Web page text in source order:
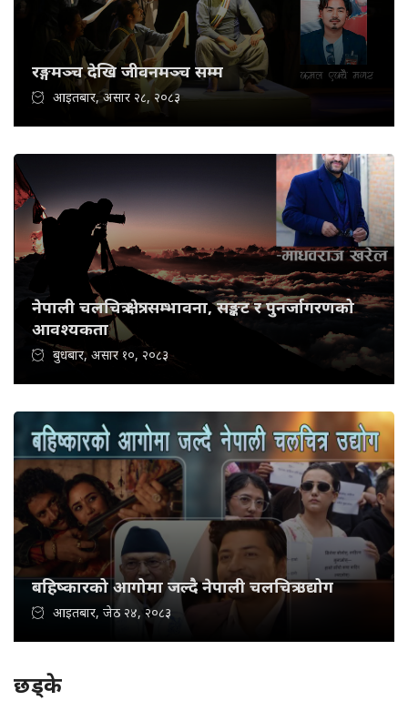
रङ्गमञ्च देखि जीवनमञ्च सम्म
आइतबार, असार २८, २०८३
नेपाली चलचित्र क्षेत्र: सम्भावना, सङ्कट र पुनर्जागरणको
आवश्यकता
बुधबार, असार १०, २०८३
बहिष्कारको आगोमा जल्दै नेपाली चलचित्र उद्योग
आइतबार, जेठ २४, २०८३
छड्के